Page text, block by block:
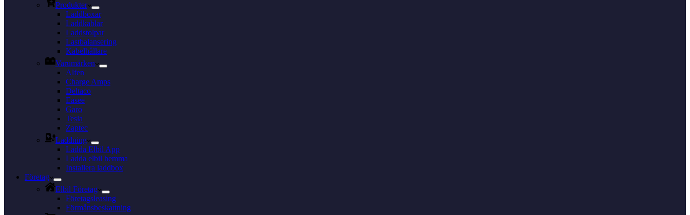
Produkter
Laddboxar
Laddkablar
Laddstolpar
Lastbalansering
Kabelhållare
Varumärken
Alfen
Charge Amps
Deltaco
Easee
Garo
Tesla
Zaptec
Laddning
Ladda Elbil App
Ladda elbil hemma
Installera laddbox
Företag
Elbil Företag
Företagsleasing
Förmånsbeskattning